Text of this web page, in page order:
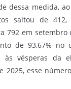
dessa medida,
saltou de 412,
792 em setembro
de 93,67% no
às vésperas da
2025, esse